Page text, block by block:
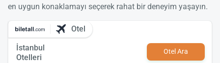
en uygun konaklamayı seçerek rahat bir deneyim yaşayın.
Otel
İstanbul
Otelleri
Otel Ara